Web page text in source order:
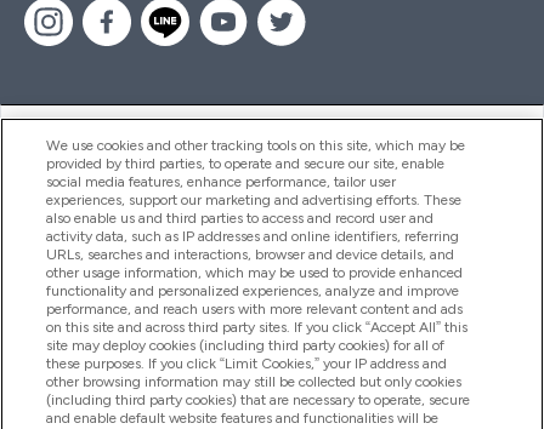
ヘルプ＆ガイド
商品について
会社概要
特典＆ポイント
We use cookies and other tracking tools on this site, which may be
provided by third parties, to operate and secure our site, enable
social media features, enhance performance, tailor user
experiences, support our marketing and advertising efforts. These
also enable us and third parties to access and record user and
activity data, such as IP addresses and online identifiers, referring
URLs, searches and interactions, browser and device details, and
other usage information, which may be used to provide enhanced
functionality and personalized experiences, analyze and improve
performance, and reach users with more relevant content and ads
on this site and across third party sites. If you click “Accept All” this
site may deploy cookies (including third party cookies) for all of
these purposes. If you click “Limit Cookies,” your IP address and
other browsing information may still be collected but only cookies
(including third party cookies) that are necessary to operate, secure
and enable default website features and functionalities will be